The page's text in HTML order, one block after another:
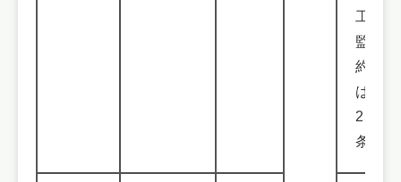
工事
監理
約款
は第
25
条）